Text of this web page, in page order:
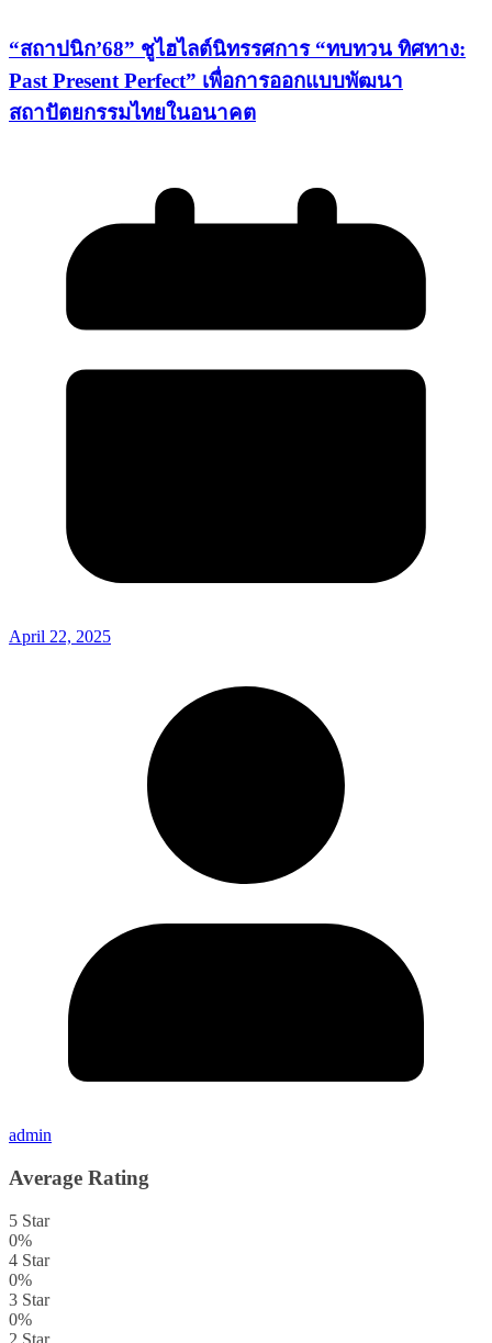
“สถาปนิก’68” ชูไฮไลต์นิทรรศการ “ทบทวน ทิศทาง:
Past Present Perfect” เพื่อการออกแบบพัฒนา
สถาปัตยกรรมไทยในอนาคต
April 22, 2025
admin
Average Rating
5 Star
0%
4 Star
0%
3 Star
0%
2 Star